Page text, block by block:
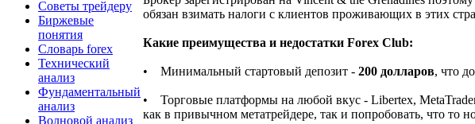
Советы трейдеру
Биржевые
понятия
Словарь forex
Технический
анализ
Фундаментальный
анализ
Волновой анализ
обязан взимать налоги с клиентов проживающих в этих
Какие преимущества и недостатки Forex Club:
• Минимальный стартовый депозит - 200 долларов, что
• Торговые платформы на любой вкус - Libertex,
как в привычном метатрейдере, так и попробовать, что то